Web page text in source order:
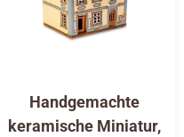
Handgemachte
keramische Miniatur,